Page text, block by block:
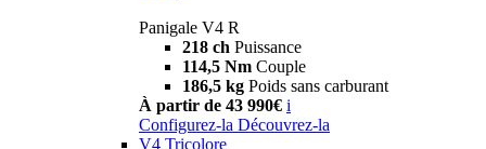
Panigale V4 R
218 ch Puissance
114,5 Nm Couple
186,5 kg Poids sans carburant
À partir de 43 990€ i
Configurez-la Découvrez-la
V4 Tricolore